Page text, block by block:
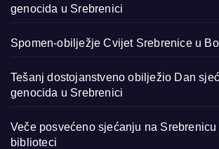
genocida u Srebrenici
Spomen-obilježje Cvijet Srebrenice u
Tešanj dostojanstveno obilježio Dan
genocida u Srebrenici
Veče posvećeno sjećanju na Srebrenicu
biblioteci